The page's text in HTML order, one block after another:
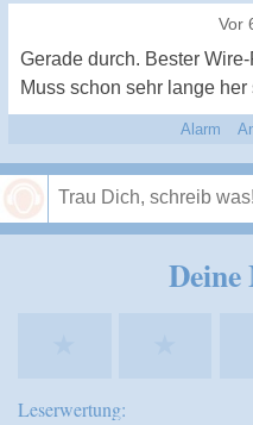
Vor
Gerade durch. Bester
Muss schon sehr lange her
Alarm
Leserwertung: